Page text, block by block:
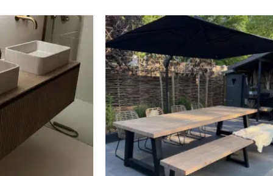
verzendmethode te kiezen. Het kan voorkomen dat u een handje
is niet mogelijk. Dient je meubel met een verhuislift op de
op etage rekenen wij hier extra kosten voor, prijs op